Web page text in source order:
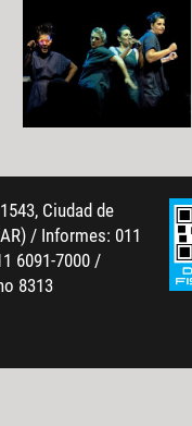
Ciudad de
/ Informes: 011
6091-7000 /
8313